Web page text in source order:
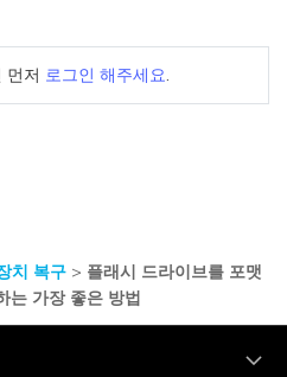
먼저 로그인 해주세요.
치 복구 > 플래시 드라이브를 포맷
는 가장 좋은 방법